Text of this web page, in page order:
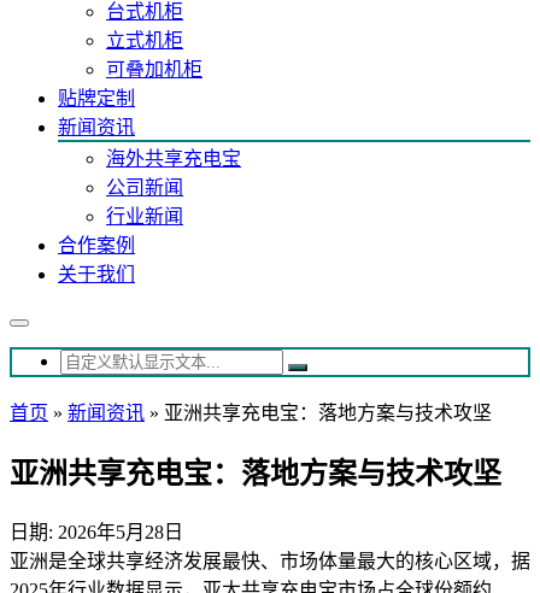
台式机柜
立式机柜
可叠加机柜
贴牌定制
新闻资讯
海外共享充电宝
公司新闻
行业新闻
合作案例
关于我们
首页 » 新闻资讯 » 亚洲共享充电宝：落地方案与技术攻坚
亚洲共享充电宝：落地方案与技术攻坚
日期: 2026年5月28日
亚洲是全球共享经济发展最快、市场体量最大的核心区域，据